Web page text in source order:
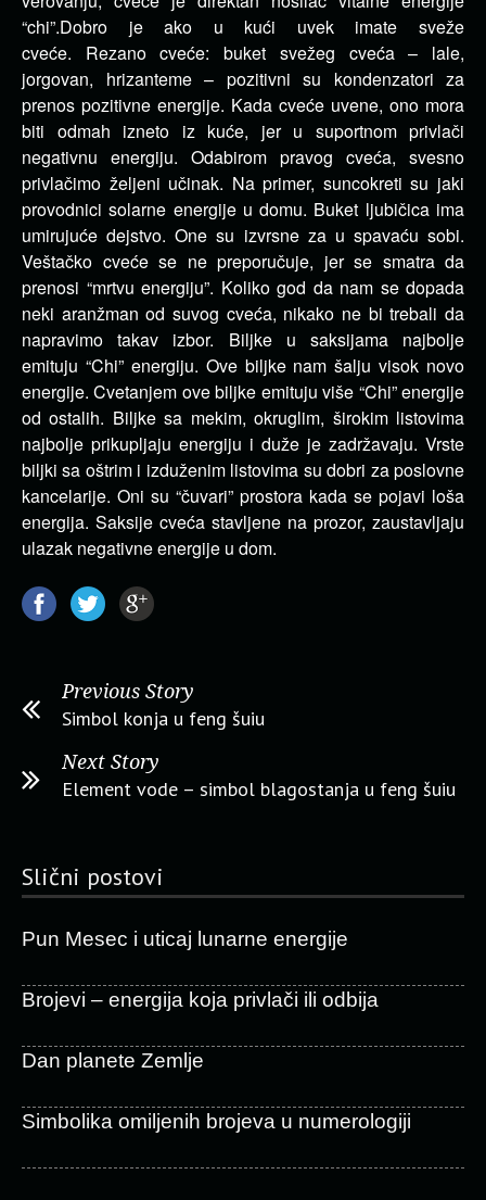
“chi”.Dobro je ako u kući uvek imate sveže
cveće. Rezano cveće: buket svežeg cveća – lale,
jorgovan, hrizanteme – pozitivni su kondenzatori za
prenos pozitivne energije. Kada cveće uvene, ono mora
biti odmah izneto iz kuće, jer u suportnom privlači
negativnu energiju. Odabirom pravog cveća, svesno
privlačimo željeni učinak. Na primer, suncokreti su jaki
provodnici solarne energije u domu. Buket ljubičica ima
umirujuće dejstvo. One su izvrsne za u spavaću sobi.
Veštačko cveće se ne preporučuje, jer se smatra da
prenosi “mrtvu energiju”. Koliko god da nam se dopada
neki aranžman od suvog cveća, nikako ne bi trebali da
napravimo takav izbor. Biljke u saksijama najbolje
emituju “Chi” energiju. Ove biljke nam šalju visok novo
energije. Cvetanjem ove biljke emituju više “Chi” energije
od ostalih. Biljke sa mekim, okruglim, širokim listovima
najbolje prikupljaju energiju i duže je zadržavaju. Vrste
biljki sa oštrim i izduženim listovima su dobri za poslovne
kancelarije. Oni su “čuvari” prostora kada se pojavi loša
energija. Saksije cveća stavljene na prozor, zaustavljaju
ulazak negativne energije u dom.
Previous Story
Simbol konja u feng šuiu
Next Story
Element vode – simbol blagostanja u feng šuiu
Slični postovi
Pun Mesec i uticaj lunarne energije
Brojevi – energija koja privlači ili odbija
Dan planete Zemlje
Simbolika omiljenih brojeva u numerologiji